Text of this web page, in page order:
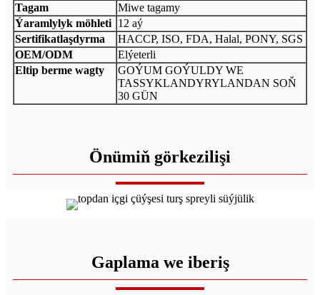
Tagam
Miwe tagamy
Ýaramlylyk möhleti 12 aý
Sertifikatlaşdyrma
HACCP, ISO, FDA, Halal, PONY, SGS
OEM/ODM
Elýeterli
Eltip berme wagty
GOÝUM GOÝULDY WE
TASSYKLANDYRYLANDAN SOŇ
30 GÜN
Önümiň görkezilişi
Gaplama we iberiş